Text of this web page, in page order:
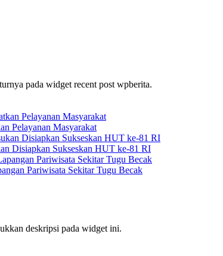
pada widget recent post wpberita.
Pelayanan Masyarakat
Disiapkan Sukseskan HUT ke-81 RI
Pariwisata Sekitar Tugu Becak
deskripsi pada widget ini.